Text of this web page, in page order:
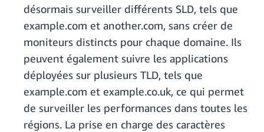
désormais surveiller différents SLD, tels que
example.com et another.com, sans créer de
moniteurs distincts pour chaque domaine. Ils
peuvent également suivre les applications
déployées sur plusieurs TLD, tels que
example.com et example.co.uk, ce qui permet
de surveiller les performances dans toutes les
régions. La prise en charge des caractères